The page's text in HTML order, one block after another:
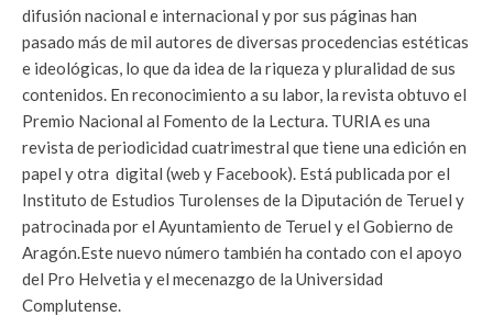
difusión nacional e internacional y por sus páginas han
pasado más de mil autores de diversas procedencias estéticas
e ideológicas, lo que da idea de la riqueza y pluralidad de sus
contenidos. En reconocimiento a su labor, la revista obtuvo el
Premio Nacional al Fomento de la Lectura. TURIA es una
revista de periodicidad cuatrimestral que tiene una edición en
papel y otra digital (web y Facebook). Está publicada por el
Instituto de Estudios Turolenses de la Diputación de Teruel y
patrocinada por el Ayuntamiento de Teruel y el Gobierno de
Aragón.Este nuevo número también ha contado con el apoyo
del Pro Helvetia y el mecenazgo de la Universidad
Complutense.